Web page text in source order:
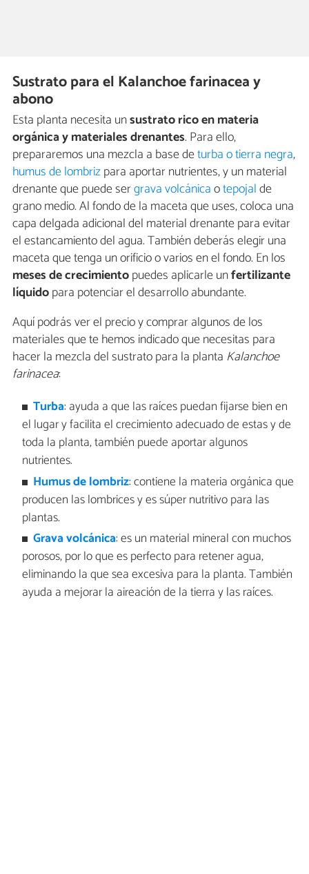
Sustrato para el Kalanchoe farinacea y
abono
Esta planta necesita unsustrato rico en materia
orgánica y materiales drenantes. Para ello,
prepararemos una mezcla a base deturba o tierra negra,
humus de lombrizpara aportar nutrientes, y un material
drenante que puede sergrava volcánicaotepojalde
grano medio. Al fondo de la maceta que uses, coloca una
capa delgada adicional del material drenante para evitar
el estancamiento del agua. También deberás elegir una
maceta que tenga un orificio o varios en el fondo. En los
meses de crecimientopuedes aplicarle unfertilizante
líquidopara potenciar el desarrollo abundante.
Aquí podrás ver el precio y comprar algunos de los
materiales que te hemos indicado que necesitas para
hacer la mezcla del sustrato para la planta Kalanchoe
farinacea:
Turba: ayuda a que las raíces puedan fijarse bien en
el lugar y facilita el crecimiento adecuado de estas y de
toda la planta, también puede aportar algunos
nutrientes.
Humus de lombriz: contiene la materia orgánica que
producen las lombrices y es súper nutritivo para las
plantas.
Grava volcánica: es un material mineral con muchos
porosos, por lo que es perfecto para retener agua,
eliminando la que sea excesiva para la planta. También
ayuda a mejorar la aireación de la tierra y las raíces.